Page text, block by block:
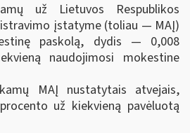
už Lietuvos Respublikos
įstatyme (toliau — MAĮ)
paskolą, dydis — 0,008
naudojimosi mokestine
MAĮ nustatytais atvejais,
už kiekvieną pavėluotą